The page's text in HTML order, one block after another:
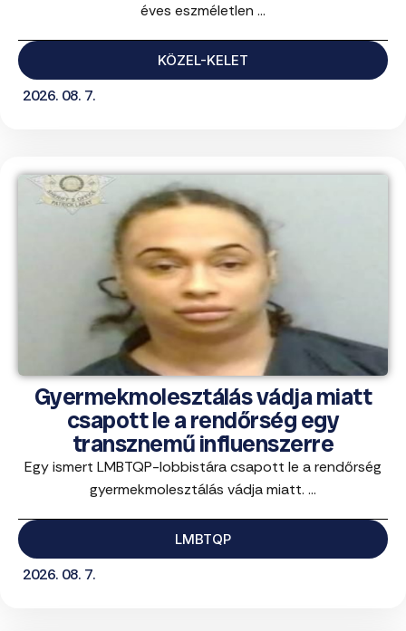
éves eszméletlen ...
KÖZEL-KELET
2026. 08. 7.
Gyermekmolesztálás vádja miatt
csapott le a rendőrség egy
transznemű influenszerre
Egy ismert LMBTQP-lobbistára csapott le a rendőrség
gyermekmolesztálás vádja miatt. ...
LMBTQP
2026. 08. 7.